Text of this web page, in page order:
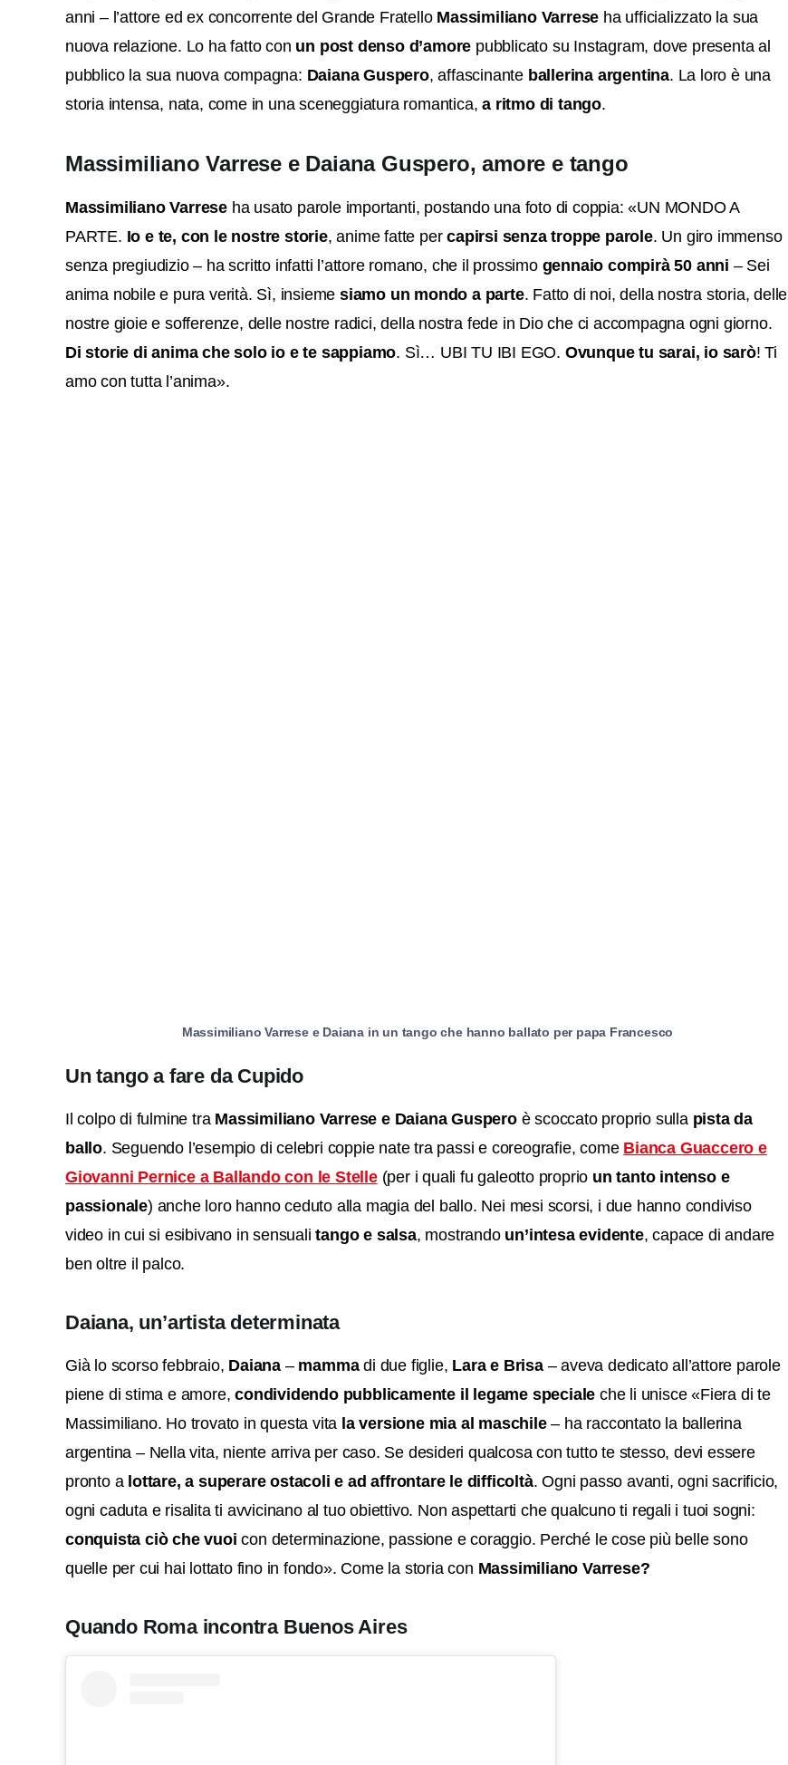
anni – l’attore ed ex concorrente del Grande Fratello Massimiliano Varrese ha ufficializzato la sua
nuova relazione. Lo ha fatto con un post denso d’amore pubblicato su Instagram, dove presenta al
pubblico la sua nuova compagna: Daiana Guspero, affascinante ballerina argentina. La loro è una
storia intensa, nata, come in una sceneggiatura romantica,a ritmo di tango.
Massimiliano Varrese e Daiana Guspero, amore e tango
Massimiliano Varrese ha usato parole importanti, postando una foto di coppia: «UN MONDO A
PARTE. Io e te, con le nostre storie, anime fatte percapirsi senza troppe parole. Un giro immenso
senza pregiudizio – ha scritto infatti l’attore romano, che il prossimo gennaio compirà 50 anni – Sei
anima nobile e pura verità. Sì, insieme siamo un mondo a parte. Fatto di noi, della nostra storia, delle
nostre gioie e sofferenze, delle nostre radici, della nostra fede in Dio che ci accompagna ogni giorno.
Di storie di anima che solo io e te sappiamo. Sì… UBI TU IBI EGO. Ovunque tu sarai, io sarò! Ti
amo con tutta l’anima».
Massimiliano Varrese e Daiana in un tango che hanno ballato per papa Francesco
Un tango a fare da Cupido
Il colpo di fulmine tra Massimiliano Varrese e Daiana Gusperoè scoccato proprio sulla pista da
ballo. Seguendo l’esempio di celebri coppie nate tra passi e coreografie, come Bianca Guaccero e
Giovanni Pernice a Ballando con le Stelle(per i quali fu galeotto proprio un tanto intenso e
passionale) anche loro hanno ceduto alla magia del ballo. Nei mesi scorsi, i due hanno condiviso
video in cui si esibivano in sensualitango e salsa, mostrando un’intesa evidente, capace di andare
ben oltre il palco.
Daiana, un’artista determinata
Già lo scorso febbraio, Daiana – mammadi due figlie, Lara e Brisa– aveva dedicato all’attore parole
piene di stima e amore,condividendo pubblicamente il legame speciale che li unisce «Fiera di te
Massimiliano. Ho trovato in questa vita la versione mia al maschile– ha raccontato la ballerina
argentina – Nella vita, niente arriva per caso. Se desideri qualcosa con tutto te stesso, devi essere
pronto a lottare, a superare ostacoli e ad affrontare le difficoltà. Ogni passo avanti, ogni sacrificio,
ogni caduta e risalita ti avvicinano al tuo obiettivo. Non aspettarti che qualcuno ti regali i tuoi sogni:
conquista ciò che vuoi con determinazione, passione e coraggio. Perché le cose più belle sono
quelle per cui hai lottato fino in fondo». Come la storia con Massimiliano Varrese?
Quando Roma incontra Buenos Aires